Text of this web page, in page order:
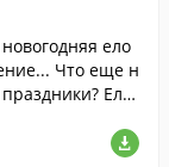
ело
Что еще н
Ело